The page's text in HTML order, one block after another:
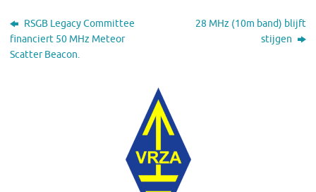
RSGB Legacy Committee
financiert 50 MHz Meteor
Scatter Beacon.
28 MHz (10m band) blijft
stijgen